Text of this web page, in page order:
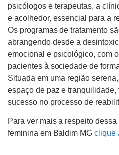
psicólogos e terapeutas, a
e acolhedor, essencial para a
Os programas de tratamento
abrangendo desde a
emocional e psicológico, com
pacientes à sociedade de
Situada em uma região
espaço de paz e tranquilidade,
sucesso no processo de
Para ver mais a respeito
feminina em Baldim MG clique